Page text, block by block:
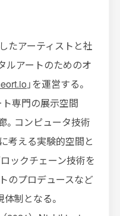
たアーティストと社
ルアートのためのオ
」を運営する。
ト専門の展示空間
。コンピュータ技術
考える実験的空間と
ックチェーン技術を
のプロデュースなど
制となる。